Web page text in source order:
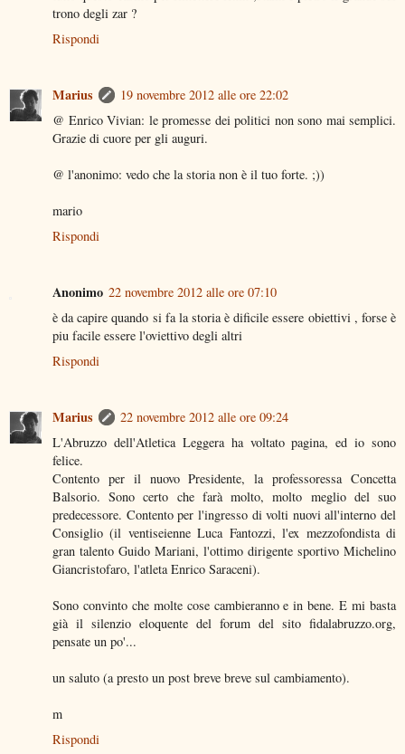
trono degli zar ?
Rispondi
Marius
19 novembre 2012 alle ore 22:02
@ Enrico Vivian: le promesse dei politici non sono mai semplici.
Grazie di cuore per gli auguri.
@ l'anonimo: vedo che la storia non è il tuo forte. ;))
mario
Rispondi
Anonimo 22 novembre 2012 alle ore 07:10
è da capire quando si fa la storia è dificile essere obiettivi , forse è
piu facile essere l'oviettivo degli altri
Rispondi
Marius
22 novembre 2012 alle ore 09:24
L'Abruzzo dell'Atletica Leggera ha voltato pagina, ed io sono
felice.
Contento per il nuovo Presidente, la professoressa Concetta
Balsorio. Sono certo che farà molto, molto meglio del suo
predecessore. Contento per l'ingresso di volti nuovi all'interno del
Consiglio (il ventiseienne Luca Fantozzi, l'ex mezzofondista di
gran talento Guido Mariani, l'ottimo dirigente sportivo Michelino
Giancristofaro, l'atleta Enrico Saraceni).
Sono convinto che molte cose cambieranno e in bene. E mi basta
già il silenzio eloquente del forum del sito fidalabruzzo.org,
pensate un po'...
un saluto (a presto un post breve breve sul cambiamento).
m
Rispondi